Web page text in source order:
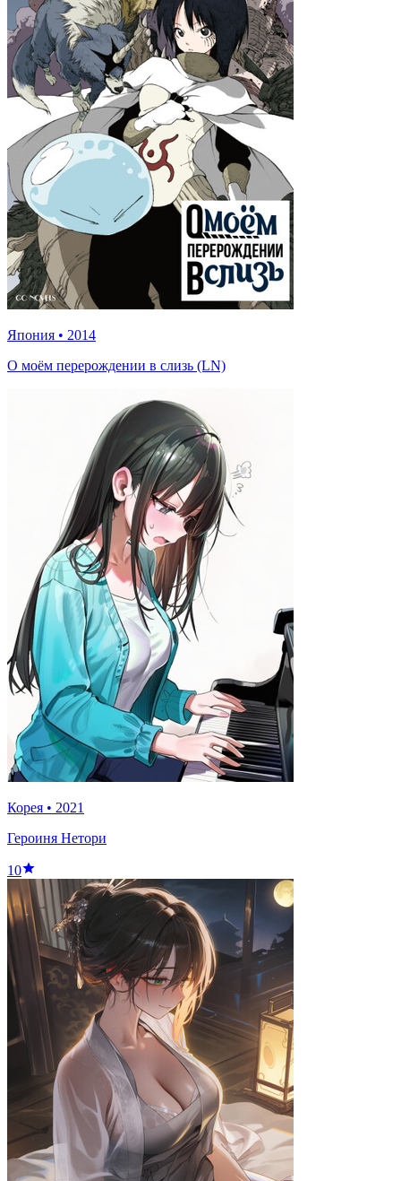
Япония • 2014
О моём перерождении в слизь (LN)
Корея • 2021
Героиня Нетори
10